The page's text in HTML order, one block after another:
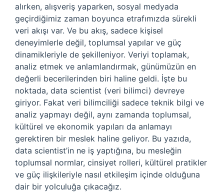
alırken, alışveriş yaparken, sosyal medyada
geçirdiğimiz zaman boyunca etrafımızda sürekli
veri akışı var. Ve bu akış, sadece kişisel
deneyimlerle değil, toplumsal yapılar ve güç
dinamikleriyle de şekilleniyor. Veriyi toplamak,
analiz etmek ve anlamlandırmak, günümüzün en
değerli becerilerinden biri haline geldi. İşte bu
noktada, data scientist (veri bilimci) devreye
giriyor. Fakat veri bilimciliği sadece teknik bilgi ve
analiz yapmayı değil, aynı zamanda toplumsal,
kültürel ve ekonomik yapıları da anlamayı
gerektiren bir meslek haline geliyor. Bu yazıda,
data scientist’in ne iş yaptığına, bu mesleğin
toplumsal normlar, cinsiyet rolleri, kültürel pratikler
ve güç ilişkileriyle nasıl etkileşim içinde olduğuna
dair bir yolculuğa çıkacağız.